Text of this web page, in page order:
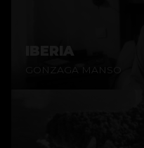
IBERIA
GONZAGA MANSO